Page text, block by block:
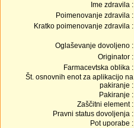
Ime zdravila :
Poimenovanje zdravila :
Kratko poimenovanje zdravila :
Oglaševanje dovoljeno :
Originator :
Farmacevtska oblika :
Št. osnovnih enot za aplikacijo na
pakiranje :
Pakiranje :
Zaščitni element :
Pravni status dovoljenja :
Pot uporabe :